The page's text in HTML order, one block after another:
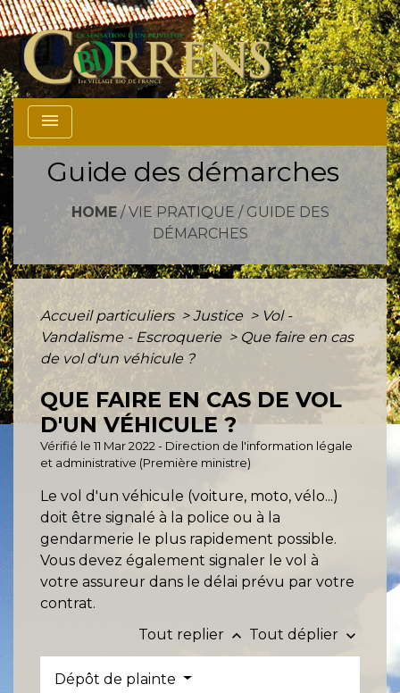
menu
Guide des démarches
HOME/ VIE PRATIQUE / GUIDE DES
DÉMARCHES
Accueil particuliers > Justice > Vol -
Vandalisme - Escroquerie > Que faire en cas
de vol d'un véhicule ?
QUE FAIRE EN CAS DE VOL
D'UN VÉHICULE ?
Vérifié le 11 Mar 2022 - Direction de l'information légale
et administrative (Première ministre)
Le vol d'un véhicule (voiture, moto, vélo...)
doit être signalé à la police ou à la
gendarmerie le plus rapidement possible.
Vous devez également signaler le vol à
votre assureur dans le délai prévu par votre
contrat.
Tout replier keyboard_arrow_up Tout déplier keyboard_arrow_down
Dépôt de plainte